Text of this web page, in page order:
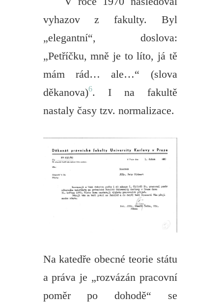
vyhazov z fakulty. Byl
„elegantní“, doslova:
„Petříčku, mně je to líto, já tě
mám rád… ale…“ (slova
děkanova)6. I na fakultě
nastaly časy tzv. normalizace.
Na katedře obecné teorie státu
a práva je „rozvázán pracovní
poměr po dohodě“ se